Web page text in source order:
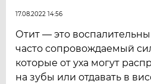
17.08.2022 14:56
Отит — это
часто сопровождаемый
которые от уха могут
на зубы или отдавать в